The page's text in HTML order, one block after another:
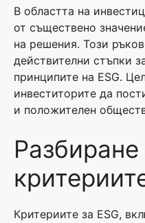
В областта на
от съществено
на решения. Този
действителни стъпки
принципите на ESG.
инвеститорите да
и положителен
Разбиране
Критериите за ESG,